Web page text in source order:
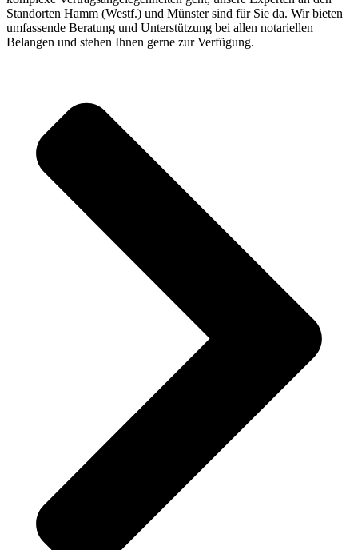
Standorten Hamm (Westf.) und Münster sind für Sie da. Wir bieten
umfassende Beratung und Unterstützung bei allen notariellen
Belangen und stehen Ihnen gerne zur Verfügung.